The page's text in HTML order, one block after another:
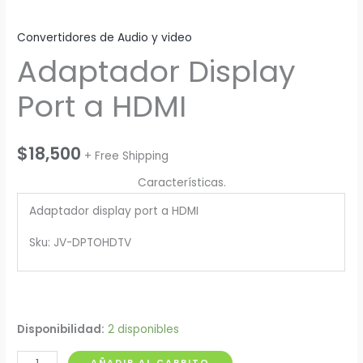
Convertidores de Audio y video
Adaptador Display
Port a HDMI
$18,500 + Free Shipping
Características.
Adaptador display port a HDMI
Sku: JV-DPTOHDTV
Disponibilidad: 2 disponibles